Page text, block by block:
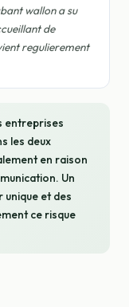
wallon a su
de
regulierement
entreprises
les deux
en raison
Un
et des
ce risque